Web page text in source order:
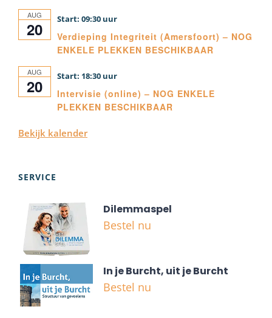
AUG
20 09:30
Verdieping Integriteit (Amersfoort) – NOG
ENKELE PLEKKEN BESCHIKBAAR
AUG
20 18:30
Intervisie (online) – NOG ENKELE
PLEKKEN BESCHIKBAAR
Bekijk kalender
SERVICE
Dilemmaspel
Bestel nu
In je Burcht, uit je Burcht
Bestel nu